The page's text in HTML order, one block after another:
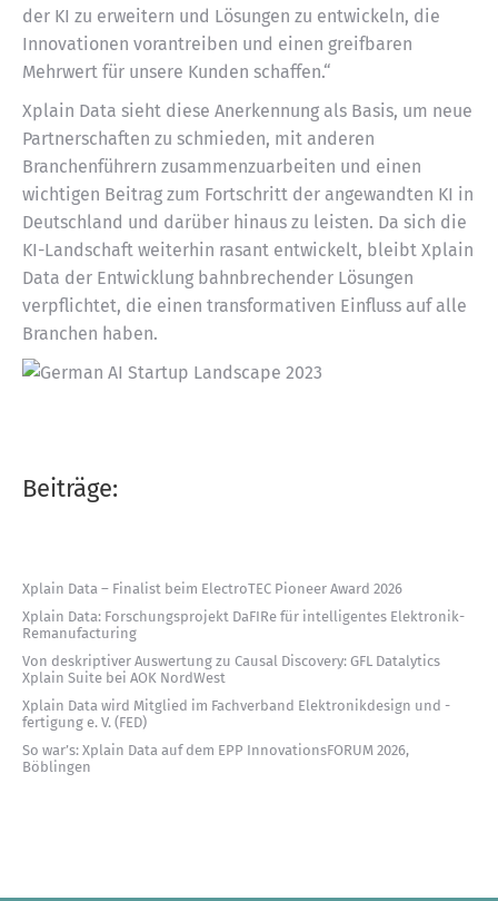
der KI zu erweitern und Lösungen zu entwickeln, die
Innovationen vorantreiben und einen greifbaren
Mehrwert für unsere Kunden schaffen.“
Xplain Data sieht diese Anerkennung als Basis, um neue
Partnerschaften zu schmieden, mit anderen
Branchenführern zusammenzuarbeiten und einen
wichtigen Beitrag zum Fortschritt der angewandten KI in
Deutschland und darüber hinaus zu leisten. Da sich die
KI-Landschaft weiterhin rasant entwickelt, bleibt Xplain
Data der Entwicklung bahnbrechender Lösungen
verpflichtet, die einen transformativen Einfluss auf alle
Branchen haben.
Beiträge:
Xplain Data – Finalist beim ElectroTEC Pioneer Award 2026
Xplain Data: Forschungsprojekt DaFIRe für intelligentes Elektronik-
Remanufacturing
Von deskriptiver Auswertung zu Causal Discovery: GFL Datalytics
Xplain Suite bei AOK NordWest
Xplain Data wird Mitglied im Fachverband Elektronikdesign und -
fertigung e. V. (FED)
So war’s: Xplain Data auf dem EPP InnovationsFORUM 2026,
Böblingen